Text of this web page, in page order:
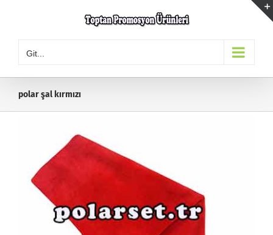
Git...
polar şal kırmızı